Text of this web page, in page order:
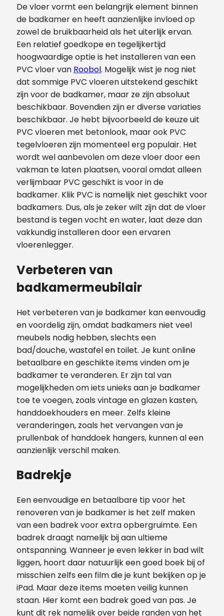
De vloer vormt een belangrijk element binnen
de badkamer en heeft aanzienlijke invloed op
zowel de bruikbaarheid als het uiterlijk ervan.
Een relatief goedkope en tegelijkertijd
hoogwaardige optie is het installeren van een
PVC vloer van Roobol. Mogelijk wist je nog niet
dat sommige PVC vloeren uitstekend geschikt
zijn voor de badkamer, maar ze zijn absoluut
beschikbaar. Bovendien zijn er diverse variaties
beschikbaar. Je hebt bijvoorbeeld de keuze uit
PVC vloeren met betonlook, maar ook PVC
tegelvloeren zijn momenteel erg populair. Het
wordt wel aanbevolen om deze vloer door een
vakman te laten plaatsen, vooral omdat alleen
verlijmbaar PVC geschikt is voor in de
badkamer. Klik PVC is namelijk niet geschikt voor
badkamers. Dus, als je zeker wilt zijn dat de vloer
bestand is tegen vocht en water, laat deze dan
vakkundig installeren door een ervaren
vloerenlegger.
Verbeteren van
badkamermeubilair
Het verbeteren van je badkamer kan eenvoudig
en voordelig zijn, omdat badkamers niet veel
meubels nodig hebben, slechts een
bad/douche, wastafel en toilet. Je kunt online
betaalbare en geschikte items vinden om je
badkamer te veranderen. Er zijn tal van
mogelijkheden om iets unieks aan je badkamer
toe te voegen, zoals vintage en glazen kasten,
handdoekhouders en meer. Zelfs kleine
veranderingen, zoals het vervangen van je
prullenbak of handdoek hangers, kunnen al een
aanzienlijk verschil maken.
Badrekje
Een eenvoudige en betaalbare tip voor het
renoveren van je badkamer is het zelf maken
van een badrek voor extra opbergruimte. Een
badrek draagt namelijk bij aan ultieme
ontspanning. Wanneer je even lekker in bad wilt
liggen, hoort daar natuurlijk een goed boek bij of
misschien zelfs een film die je kunt bekijken op je
iPad. Maar deze items moeten veilig kunnen
staan. Hier komt een badrek goed van pas. Je
kunt dit rek namelijk over beide randen van het